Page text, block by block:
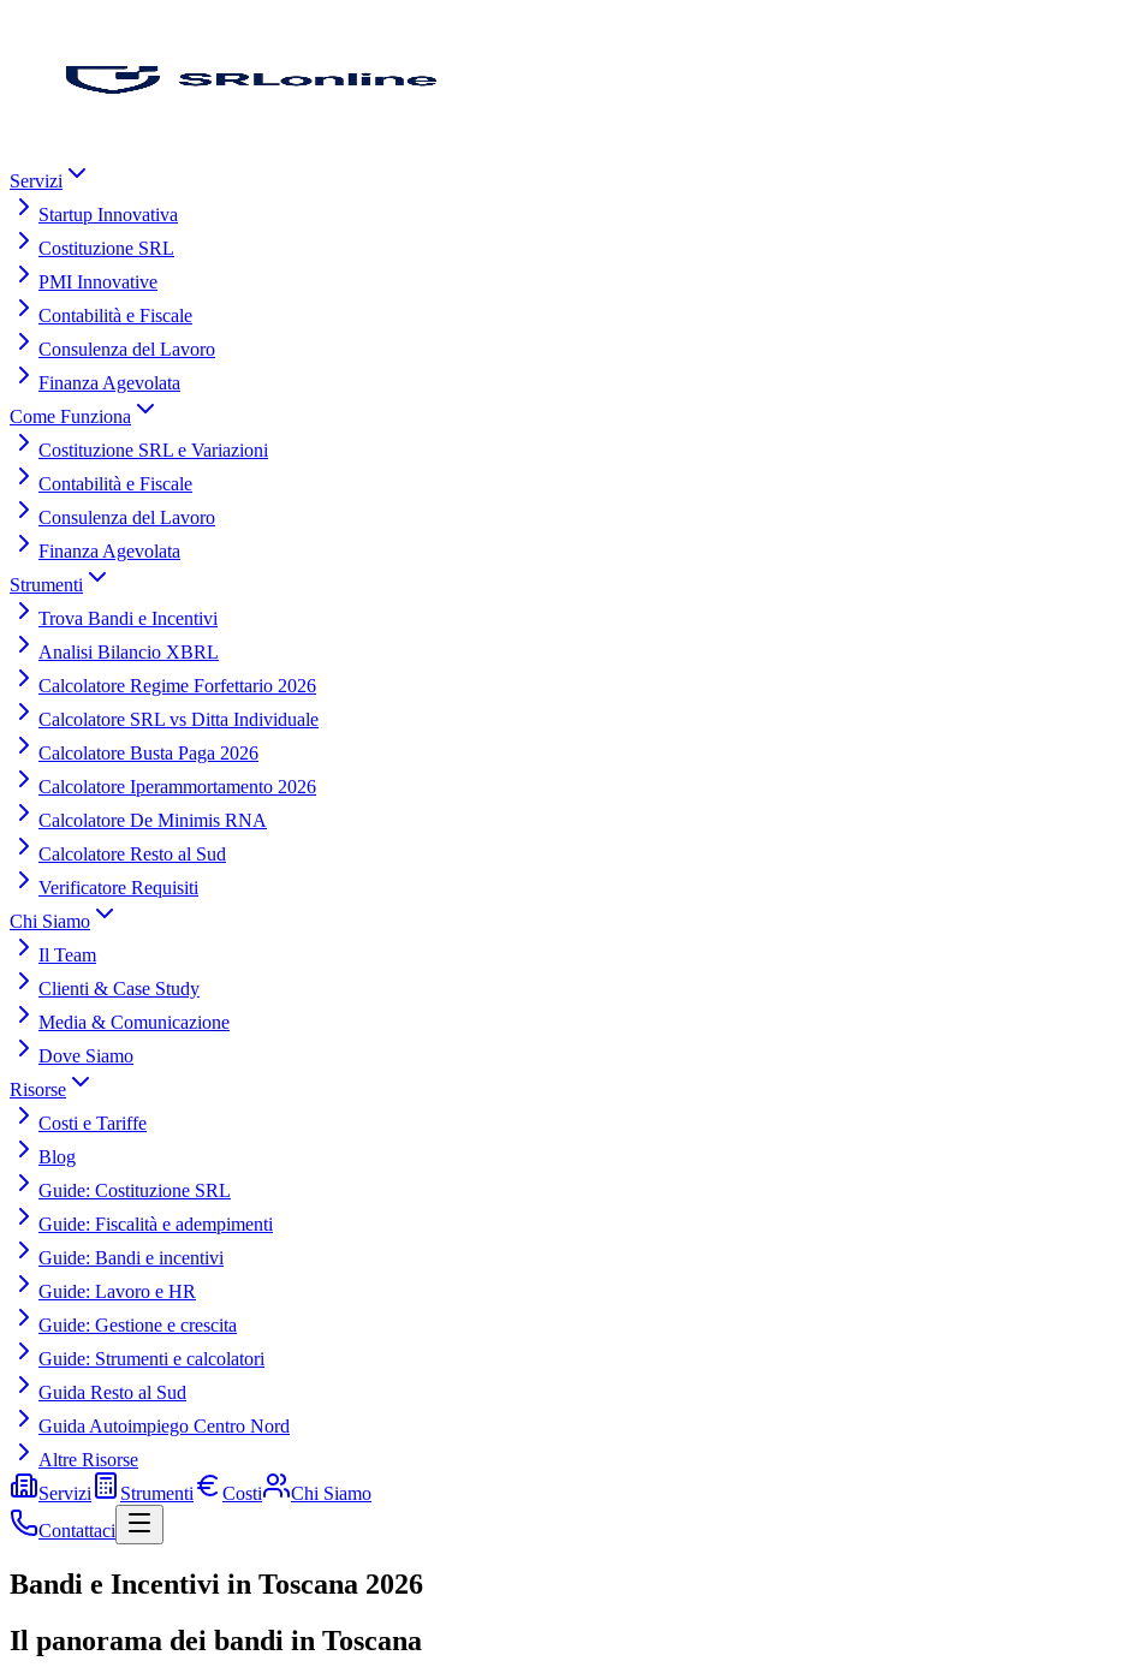
Servizi
Startup Innovativa
Costituzione SRL
PMI Innovative
Contabilità e Fiscale
Consulenza del Lavoro
Finanza Agevolata
Come Funziona
Costituzione SRL e Variazioni
Contabilità e Fiscale
Consulenza del Lavoro
Finanza Agevolata
Strumenti
Trova Bandi e Incentivi
Analisi Bilancio XBRL
Calcolatore Regime Forfettario 2026
Calcolatore SRL vs Ditta Individuale
Calcolatore Busta Paga 2026
Calcolatore Iperammortamento 2026
Calcolatore De Minimis RNA
Calcolatore Resto al Sud
Verificatore Requisiti
Chi Siamo
Il Team
Clienti & Case Study
Media & Comunicazione
Dove Siamo
Risorse
Costi e Tariffe
Blog
Guide: Costituzione SRL
Guide: Fiscalità e adempimenti
Guide: Bandi e incentivi
Guide: Lavoro e HR
Guide: Gestione e crescita
Guide: Strumenti e calcolatori
Guida Resto al Sud
Guida Autoimpiego Centro Nord
Altre Risorse
Servizi
Strumenti Costi
Chi Siamo
Contattaci
Bandi e Incentivi in Toscana 2026
Il panorama dei bandi in Toscana